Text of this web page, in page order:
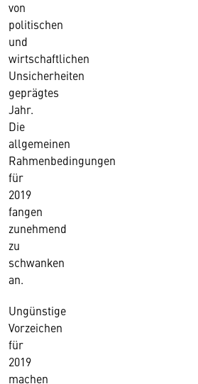
von
politischen
und
wirtschaftlichen
Unsicherheiten
geprägtes
Jahr.
Die
allgemeinen
Rahmenbedingungen
für
2019
fangen
zunehmend
zu
schwanken
an.
Ungünstige
Vorzeichen
für
2019
machen